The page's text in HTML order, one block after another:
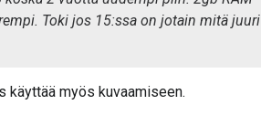
Toki jos 15:ssa on jotain mitä juuri
käyttää myös kuvaamiseen.